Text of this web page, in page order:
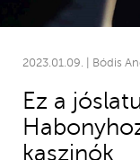
2023.01.09. | Bódis
Ez a
kaszinók